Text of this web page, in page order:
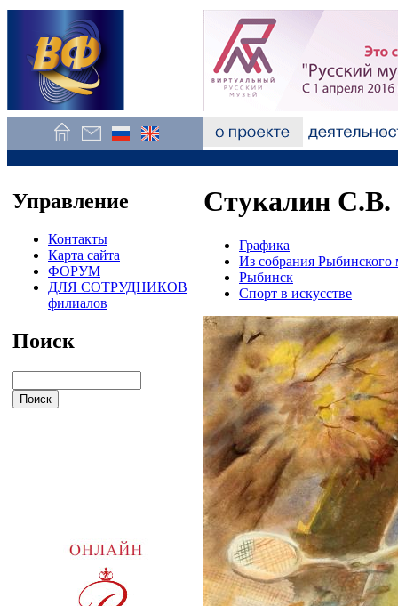
Управление
Контакты
Карта сайта
ФОРУМ
ДЛЯ СОТРУДНИКОВ
филиалов
Поиск
Стукалин С.В.
Графика
Из собрания Рыбинского
Рыбинск
Спорт в искусстве